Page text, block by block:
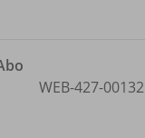
WEB-427-00132